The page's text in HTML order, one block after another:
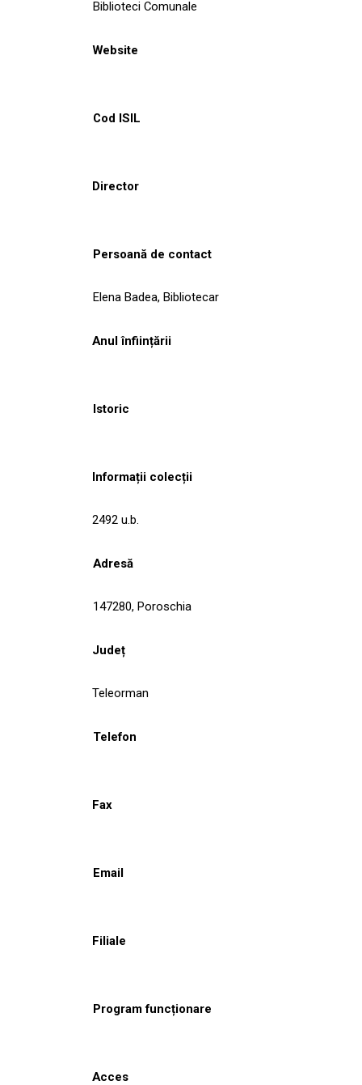
Biblioteci Comunale
Website
Cod ISIL
Director
Persoană de contact
Elena Badea, Bibliotecar
Anul înființării
Istoric
Informații colecții
2492 u.b.
Adresă
147280, Poroschia
Județ
Teleorman
Telefon
Fax
Email
Filiale
Program funcționare
Acces